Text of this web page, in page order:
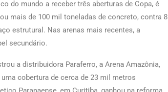
do mundo a receber três aberturas de Copa, é
mais de 100 mil toneladas de concreto, contra 8
estrutural. Nas arenas mais recentes, a
secundário.
a distribuidora Paraferro, a Arena Amazônia,
cobertura de cerca de 23 mil metros